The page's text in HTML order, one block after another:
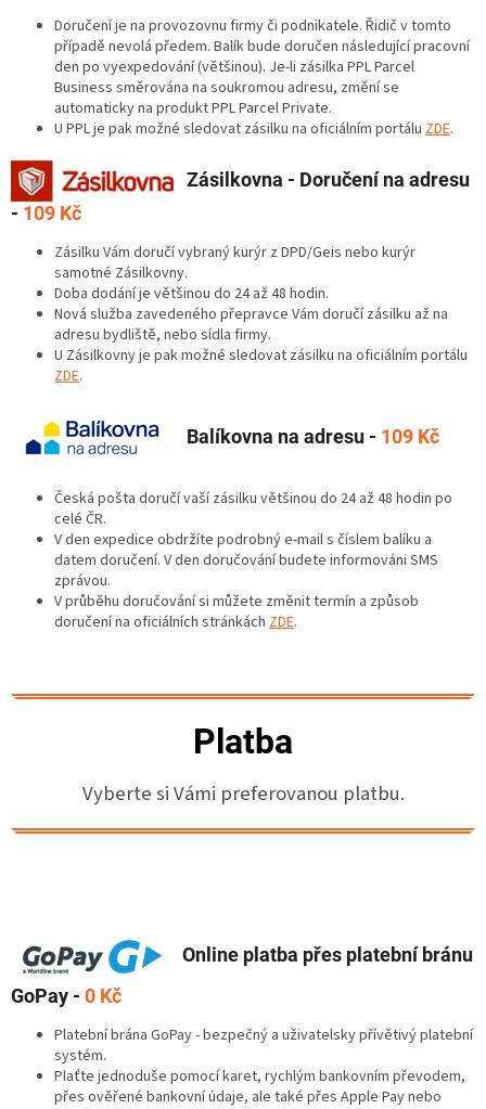
Doručení je na provozovnu firmy či podnikatele. Řidič v tomto
případě nevolá předem. Balík bude doručen následující pracovní
den po vyexpedování (většinou). Je-li zásilka PPL Parcel
Business směrována na soukromou adresu, změní se
automaticky na produkt PPL Parcel Private.
U PPL je pak možné sledovat zásilku na oficiálním portálu ZDE.
Zásilkovna - Doručení na adresu
- 109 Kč
Zásilku Vám doručí vybraný kurýr z DPD/Geis nebo kurýr
samotné Zásilkovny.
Doba dodání je většinou do 24 až 48 hodin.
Nová služba zavedeného přepravce Vám doručí zásilku až na
adresu bydliště, nebo sídla firmy.
U Zásilkovny je pak možné sledovat zásilku na oficiálním portálu
ZDE.
Balíkovna na adresu - 109 Kč
Česká pošta doručí vaší zásilku většinou do 24 až 48 hodin po
celé ČR.
V den expedice obdržíte podrobný e-mail s číslem balíku a
datem doručení. V den doručování budete informováni SMS
zprávou.
V průběhu doručování si můžete změnit termín a způsob
doručení na oficiálních stránkách ZDE.
Platba
Vyberte si Vámi preferovanou platbu.
Online platba přes platební bránu
GoPay - 0 Kč
Platební brána GoPay - bezpečný a uživatelsky přívětivý platební
systém.
Plaťte jednoduše pomocí karet, rychlým bankovním převodem,
přes ověřené bankovní údaje, ale také přes Apple Pay nebo